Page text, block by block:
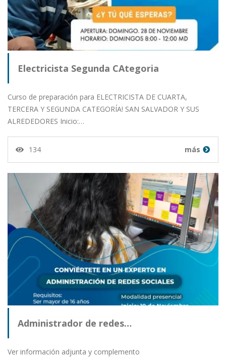
Electricista Segunda CAtegoria
Curso de preparación para ELECTRICISTA DE CUARTA,
TERCERA Y SEGUNDA CATEGORÍA! SAN SALVADOR Y SUS
ALREDEDORES Inicio:…
134 más
Administrador de redes…
Ver información adjunta y complemento